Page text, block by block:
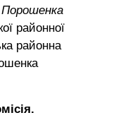
районної
районна